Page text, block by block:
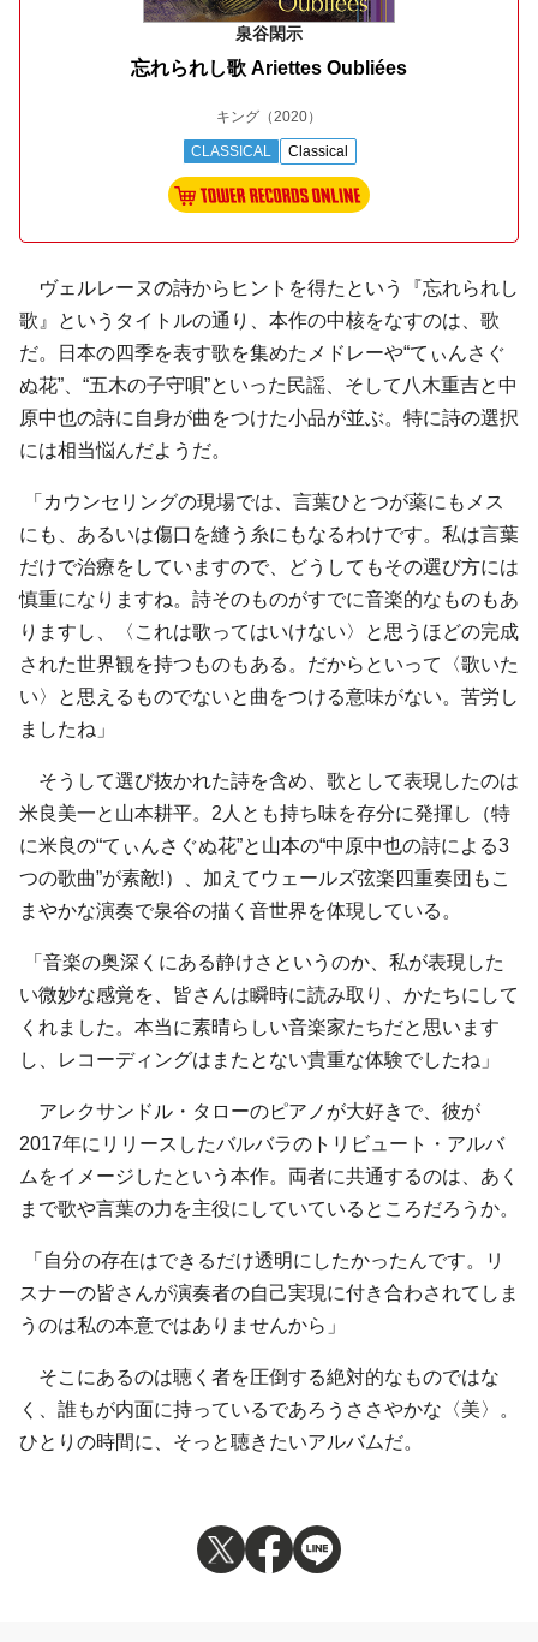
泉谷閑示
忘れられし歌 Ariettes Oubliées
キング （2020）
CLASSICAL Classical
ヴェルレーヌの詩からヒントを得たという『忘れられし
歌』というタイトルの通り、本作の中核をなすのは、歌
だ。日本の四季を表す歌を集めたメドレーや“てぃんさぐ
ぬ花”、“五木の子守唄”といった民謡、そして八木重吉と中
原中也の詩に自身が曲をつけた小品が並ぶ。特に詩の選択
には相当悩んだようだ。
「カウンセリングの現場では、言葉ひとつが薬にもメス
にも、あるいは傷口を縫う糸にもなるわけです。私は言葉
だけで治療をしていますので、どうしてもその選び方には
慎重になりますね。詩そのものがすでに音楽的なものもあ
りますし、〈これは歌ってはいけない〉と思うほどの完成
された世界観を持つものもある。だからといって〈歌いた
い〉と思えるものでないと曲をつける意味がない。苦労し
ましたね」
そうして選び抜かれた詩を含め、歌として表現したのは
米良美一と山本耕平。2人とも持ち味を存分に発揮し（特
に米良の“てぃんさぐぬ花”と山本の“中原中也の詩による3
つの歌曲”が素敵!）、加えてウェールズ弦楽四重奏団もこ
まやかな演奏で泉谷の描く音世界を体現している。
「音楽の奥深くにある静けさというのか、私が表現した
い微妙な感覚を、皆さんは瞬時に読み取り、かたちにして
くれました。本当に素晴らしい音楽家たちだと思います
し、レコーディングはまたとない貴重な体験でしたね」
アレクサンドル・タローのピアノが大好きで、彼が
2017年にリリースしたバルバラのトリビュート・アルバ
ムをイメージしたという本作。両者に共通するのは、あく
まで歌や言葉の力を主役にしていているところだろうか。
「自分の存在はできるだけ透明にしたかったんです。リ
スナーの皆さんが演奏者の自己実現に付き合わされてしま
うのは私の本意ではありませんから」
そこにあるのは聴く者を圧倒する絶対的なものではな
く、誰もが内面に持っているであろうささやかな〈美〉。
ひとりの時間に、そっと聴きたいアルバムだ。